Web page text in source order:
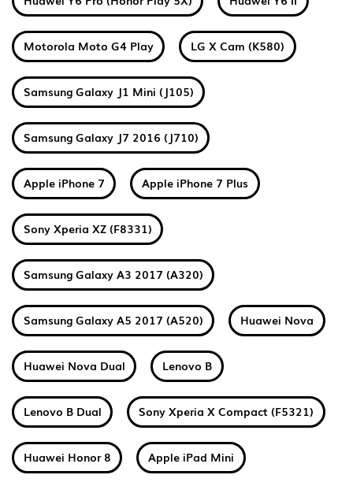
Motorola Moto G4 Play LG X Cam (K580)
Samsung Galaxy J1 Mini (J105)
Samsung Galaxy J7 2016 (J710)
Apple iPhone 7 Apple iPhone 7 Plus
Sony Xperia XZ (F8331)
Samsung Galaxy A3 2017 (A320)
Samsung Galaxy A5 2017 (A520) Huawei Nova
Huawei Nova Dual Lenovo B
Lenovo B Dual Sony Xperia X Compact (F5321)
Huawei Honor 8 Apple iPad Mini